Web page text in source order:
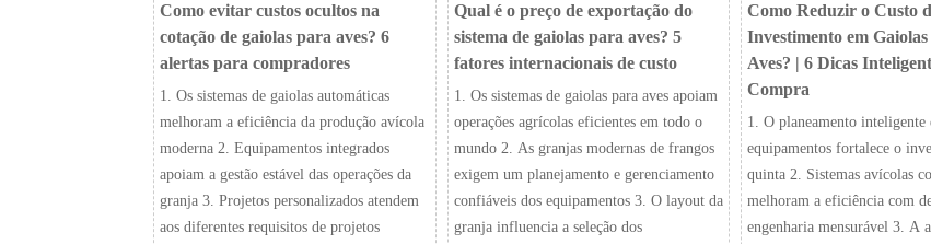
Como evitar custos ocultos na
cotação de gaiolas para aves? 6
alertas para compradores
1. Os sistemas de gaiolas automáticas
melhoram a eficiência da produção avícola
moderna 2. Equipamentos integrados
apoiam a gestão estável das operações da
granja 3. Projetos personalizados atendem
aos diferentes requisitos de projetos
Qual é o preço de exportação do
sistema de gaiolas para aves? 5
fatores internacionais de custo
1. Os sistemas de gaiolas para aves apoiam
operações agrícolas eficientes em todo o
mundo 2. As granjas modernas de frangos
exigem um planejamento e gerenciamento
confiáveis dos equipamentos 3. O layout da
granja influencia a seleção dos
Como Reduzir o Custo
Investimento em
Aves? | 6 Dicas
Compra
1. O planeamento inteligente
equipamentos fortalece o
quinta 2. Sistemas avícolas
melhoram a eficiência com
engenharia mensurável 3. A